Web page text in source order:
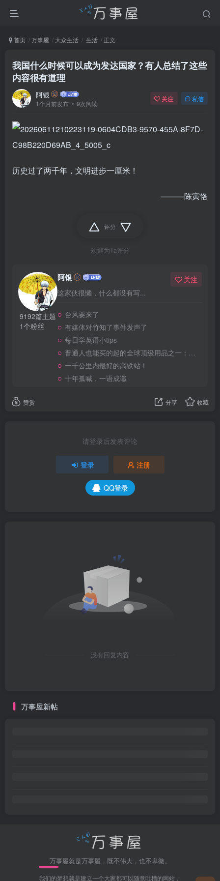
首页 万事屋 大众生活 生活 正文
我国什么时候可以成为发达国家？有人总结了这些
内容很有道理
阿银
1个月前发布 9次阅读
关注 私信
历史过了两千年，文明进步一厘米！
———陈寅恪
评分
欢迎为Ta评分
9192篇主题
1个粉丝
阿银
这家伙很懒，什么都没有写...
关注
台风要来了
有媒体对竹知了事件发声了
每日学英语小tips
普通人也能买的起的全球顶级用品之一：WD-40润滑除锈剂！
一千公里内最好的高铁站！
十年孤喊，一语成谶
赞赏 分享 收藏
请登录后发表评论
登录 注册
QQ登录
没有回复内容
万事屋新帖
万事屋就是万事屋，既不伟大，也不卑微。
我们的梦想就是建立一个大家都可以随意吐槽的网站，